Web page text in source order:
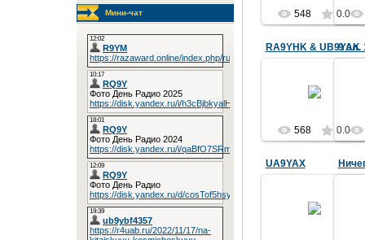
Мини-чат 548 0.0
RA9YHK & UB9YAK
568 0.0
9 эл.
UA9YAX
Репьев Юрий
Николаевич